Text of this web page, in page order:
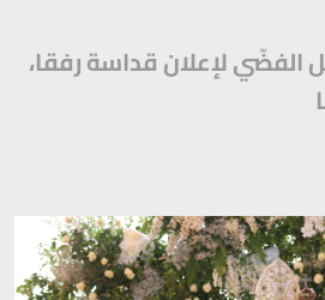
الفضّي لإعلان قداسة رفقا،